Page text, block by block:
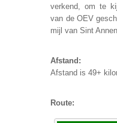
verkend, om te
van de OEV
mijl van Sint
Afstand:
Afstand is 49+
Route: